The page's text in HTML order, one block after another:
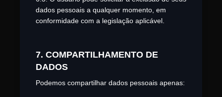
dados pessoais a qualquer momento, em
conformidade com a legislação aplicável.
7. COMPARTILHAMENTO DE
DADOS
Podemos compartilhar dados pessoais apenas: